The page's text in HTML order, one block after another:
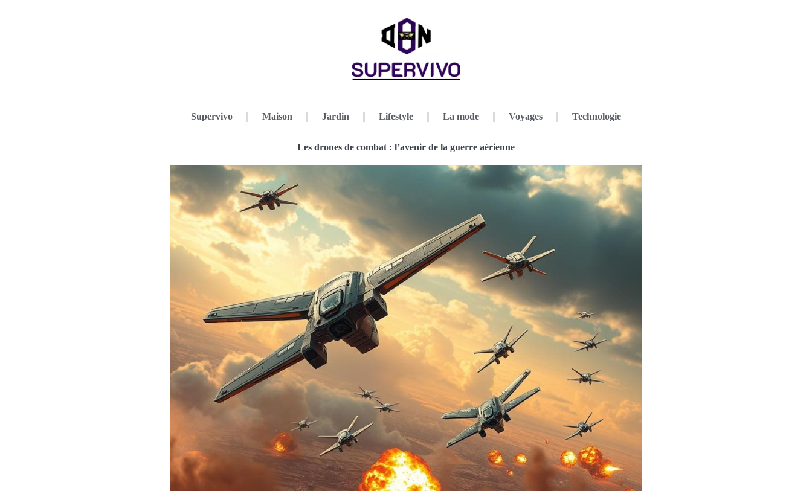
Supervivo Maison Jardin Lifestyle La mode Voyages Technologie
Les drones de combat : l’avenir de la guerre aérienne